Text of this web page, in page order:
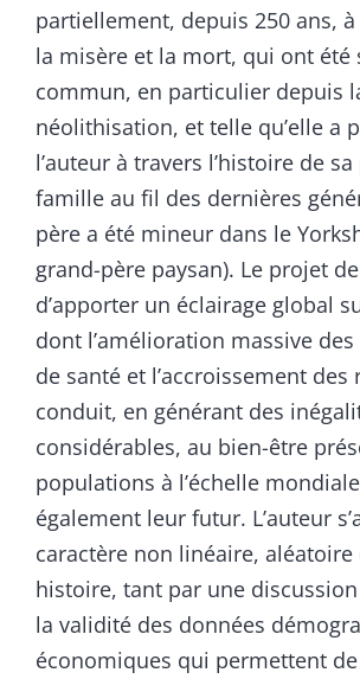
partiellement, depuis 250 ans,
la misère et la mort, qui ont été
commun, en particulier depuis
néolithisation, et telle qu’elle a
l’auteur à travers l’histoire de
famille au fil des dernières
père a été mineur dans le
grand-père paysan). Le projet
d’apporter un éclairage global
dont l’amélioration massive
de santé et l’accroissement des
conduit, en générant des
considérables, au bien-être
populations à l’échelle
également leur futur. L’auteur
caractère non linéaire, aléatoire
histoire, tant par une
la validité des données
économiques qui permettent de